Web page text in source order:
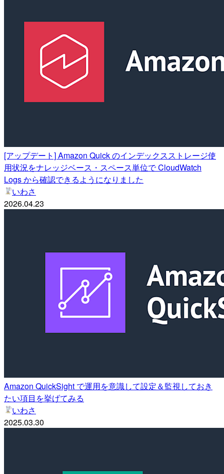
[アップデート] Amazon Quick のインデックスストレージ使
用状況をナレッジベース・スペース単位で CloudWatch
Logs から確認できるようになりました
いわさ
2026.04.23
Amazon QuickSight で運用を意識して設定＆監視しておき
たい項目を挙げてみる
いわさ
2025.03.30